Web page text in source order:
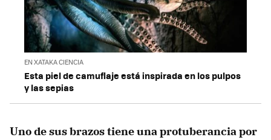
EN XATAKA CIENCIA
Esta piel de camuflaje está inspirada en los pulpos
y las sepias
Uno de sus brazos tiene una protuberancia por